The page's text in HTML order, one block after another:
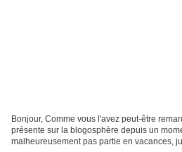
Bonjour, Comme vous l'avez peut-être
présente sur la blogosphère depuis un
malheureusement pas partie en vacances,